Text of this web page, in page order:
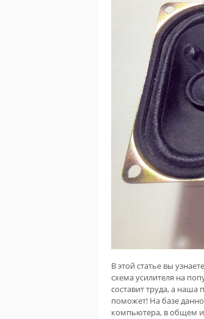
В этой статье вы
схема усилителя на
составит труда, а наша
поможет! На базе
компьютера, в общем